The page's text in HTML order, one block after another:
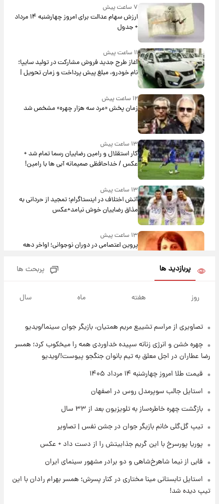
۷ ساعت پیش
ارزش سهام عدالت برای امروز چهارشنبه ۱۴ مرداد
+ جدول
۱۱ ساعت پیش
آغاز طرح جدید فروش مشارکت در تولید سایپا؛
نام خودرو، مبلغ پیش پرداخت و زمان تحویل |
سود مشارکت چند درصد است؟
۱۲ ساعت پیش
زمان پخش «مرد سه هزار چهره» مشخص شد
۱۳ ساعت پیش
کار استقلال و رامین رضاییان رسما تمام شد +
عکس / خداحافظی صمیمانه آبی ها با رامین!
۱۳ ساعت پیش
آتش اختلاف در اینستاگرام؛ تمجید از حردانی به
مذاق رضاییان خوش نیامد+عکس
۱۳ ساعت پیش
پروین اعتصامی در دوران نوجوانی؛ اواخر دهه
هسته‌ای در آسمان ظاهر شد
۱۴ ساعت پیش
کرد
۱۶ ساعت پیش
۱۴۰۵/ نرخ‌ها ثابت ماند؟ +جدول
علی مطهری: اجرای کامل تفاهم‌نامه اسلام‌آباد،
۱۶ ساعت پیش
واکنش تند تاکر کارلسون به حمله آمریکا به
مدرسه میناب؛ «باید سیلی محکمی به صورت
پربازدید ها پربحث ها
روز هفته ماه سال
تصاویری از مراسم تشییع مریم همتیان، بازیگر جوان سینما/ویدیو
چهره خشن و انرژی زنانه سپیده خداوردی همه را میخکوب کرد؛ همسر
رضا عطاران در اجل معلق به تیم بانوان جنگجو پیوست!/ویدیو
قیمت طلا امروز چهارشنبه ۱۴ مرداد ۱۴۰۵
استایل جالب سوپرمدل روس در اصفهان
بازگشت چهره خاطره‌ساز به تلویزیون بعد از ۳۳ سال
تیپ گل‌گلی خانم بازیگر جوان در جشن نفس | تصاویر
پوریا پورسرخ با این گریم جذابیتش را از دست داد + عکس
قابی از نیما شاهرخ‌شاهی و دو برادر مشهور سینمای ایران
استایل تابستانی مینا مختاری در کنار پسرش؛ همسر بهرام رادان با این
تیپ دیده شد!